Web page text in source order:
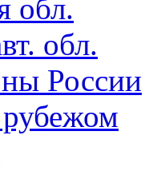
обл.
обл.
России